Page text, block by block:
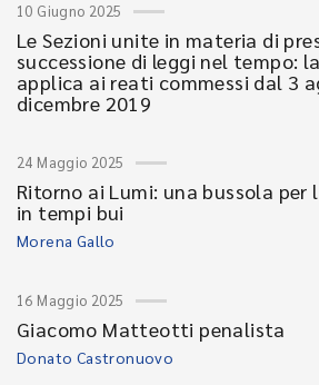
10 Giugno 2025
Le Sezioni unite in materia di
successione di leggi nel tempo:
applica ai reati commessi dal 3
dicembre 2019
24 Maggio 2025
Ritorno ai Lumi: una bussola per
in tempi bui
Morena Gallo
16 Maggio 2025
Giacomo Matteotti penalista
Donato Castronuovo